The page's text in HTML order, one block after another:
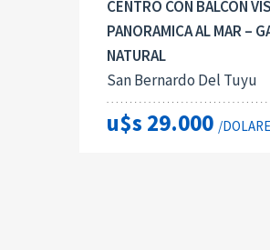
CENTRO CON BALCON
PANORAMICA AL MAR –
NATURAL
San Bernardo Del Tuyu
u$s 29.000 /